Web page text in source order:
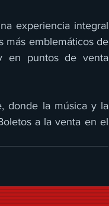
experiencia integral
más emblemáticos de
puntos de venta
donde la música y la
a la venta en el